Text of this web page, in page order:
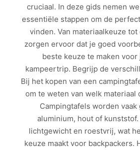
cruciaal. In deze gids nemen
essentiële stappen om de
vinden. Van materiaalkeuze
zorgen ervoor dat je goed
beste keuze te maken
kampeertrip. Begrijp de
Bij het kopen van een
om te weten van welk materiaal
Campingtafels worden vaak
aluminium, hout of
lichtgewicht en roestvrij, wat
keuze maakt voor backpackers.